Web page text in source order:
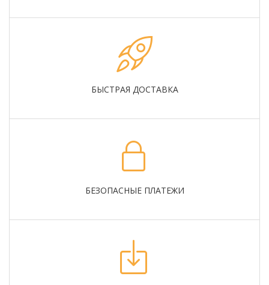
БЫСТРАЯ ДОСТАВКА
БЕЗОПАСНЫЕ ПЛАТЕЖИ